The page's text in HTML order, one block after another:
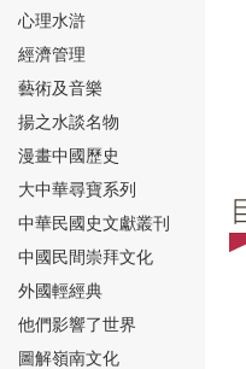
⑮
⑯
心理水滸
經濟管理
藝術及音樂
揚之水談名物
漫畫中國歷史
大中華尋寶系列
中華民國史文獻叢刊
中國民間崇拜文化
外國輕經典
他們影響了世界
圖解嶺南文化